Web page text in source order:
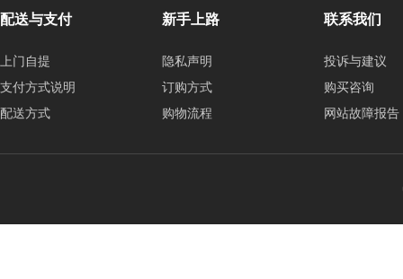
配送与支付
上门自提
支付方式说明
配送方式
新手上路
隐私声明
订购方式
购物流程
联系我们
投诉与建议
购买咨询
网站故障报告